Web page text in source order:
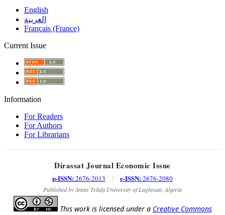
English
العربية
Français (France)
Current Issue
Information
For Readers
For Authors
For Librarians
Dirassat Journal Economic Issue
p-ISSN:2676-2013 | e-ISSN:2676-2080
Published by Amar Telidji University of Laghouat, Algeria
This work is licensed under a Creative Commons